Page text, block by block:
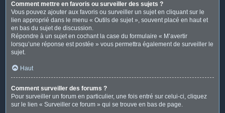
Comment mettre en favoris ou surveiller des sujets ?
Vous pouvez ajouter aux favoris ou surveiller un sujet en cliquant sur le
lien approprié dans le menu « Outils de sujet », souvent placé en haut et
en bas du sujet de discussion.
Répondre à un sujet en cochant la case du formulaire « M’avertir
lorsqu’une réponse est postée » vous permettra également de surveiller le
sujet.
Haut
Comment surveiller des forums ?
Pour surveiller un forum en particulier, une fois entré sur celui-ci, cliquez
sur le lien « Surveiller ce forum » qui se trouve en bas de page.